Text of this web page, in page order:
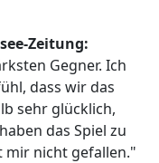
Zeitung:
Gegner. Ich
dass wir das
sehr glücklich,
das Spiel zu
mir nicht gefallen."